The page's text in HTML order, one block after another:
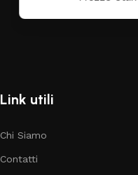
Link utili
Chi Siamo
Contatti